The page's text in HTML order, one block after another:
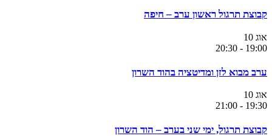
קבוצת תרגול ראשון ערב – חיפה
אוג 10
19:00
-
20:30
ערב מבוא לזן ומדיטציה בהוד השרון
אוג 10
19:30
-
21:00
קבוצת תרגול, ימי שני בערב – הוד השרון